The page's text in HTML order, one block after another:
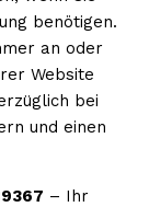
benötigen.
an oder
Website
bei
und einen
– Ihr